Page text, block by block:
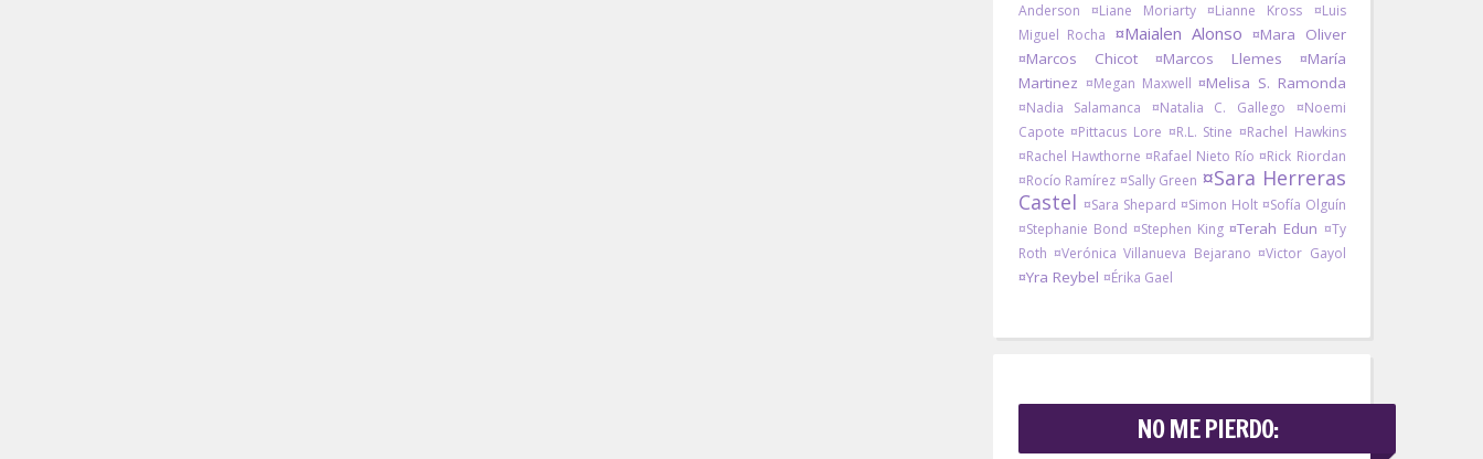
Anderson
¤Liane Moriarty ¤Lianne Kross
¤Luis
Miguel Rocha ¤Maialen Alonso ¤Mara Oliver
¤Marcos Chicot
¤Marcos Llemes
¤María
Martinez ¤Megan Maxwell ¤Melisa S. Ramonda
¤Nadia Salamanca ¤Natalia C. Gallego
¤Noemi
Capote ¤Pittacus Lore ¤R.L. Stine ¤Rachel Hawkins
¤Rachel Hawthorne ¤Rafael Nieto Río ¤Rick Riordan
¤Rocío Ramírez ¤Sally Green ¤Sara Herreras
Castel ¤Sara Shepard ¤Simon Holt ¤Sofía Olguín
¤Stephanie Bond ¤Stephen King ¤Terah Edun ¤Ty
Roth ¤Verónica Villanueva Bejarano ¤Victor Gayol
¤Yra Reybel ¤Érika Gael
NO ME PIERDO: